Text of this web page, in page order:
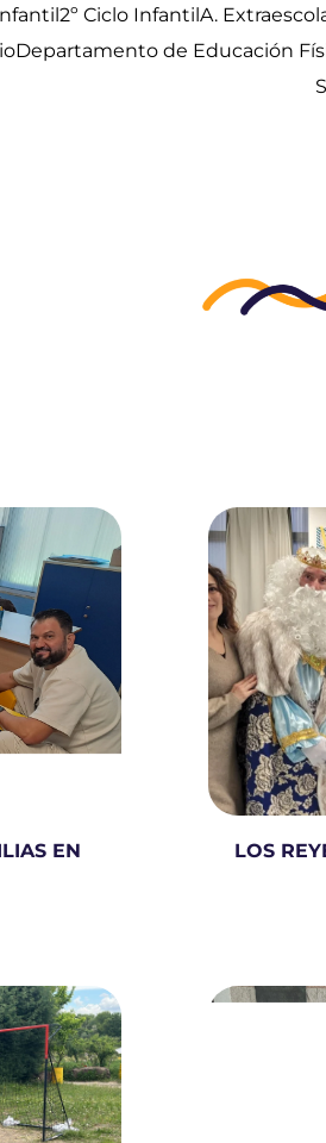
2º Ciclo Infantil A.
Departamento de Educación
EN
LOS